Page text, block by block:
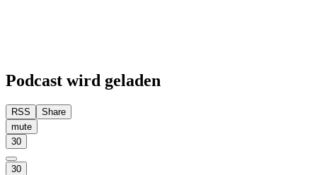
Podcast wird geladen
RSS
Share
mute
30
30